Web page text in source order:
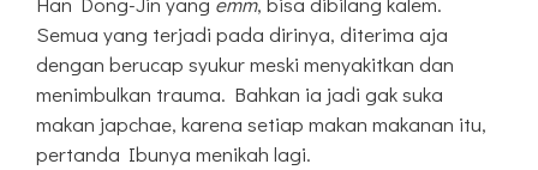
Semua yang terjadi pada dirinya, diterima aja
dengan berucap syukur meski menyakitkan dan
menimbulkan trauma. Bahkan ia jadi gak suka
makan japchae, karena setiap makan makanan itu,
pertanda Ibunya menikah lagi.